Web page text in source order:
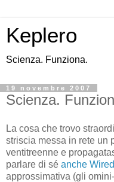
Keplero
Scienza. Funziona.
19 novembre 2007
Scienza.
La cosa che trovo
striscia messa in rete un
ventitreenne e
parlare di sé anche Wired
approssimativa (gli